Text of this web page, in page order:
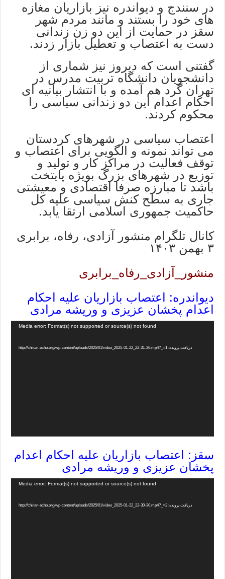
در سنندج و دیواندره نیز بازاریان مغازه
های خود را بستند و مانند مردم شهر
سقز در حمایت از این دو زن زندانی
دست به اعتصاب و تعطیل بازار زدند.
گفتنی است که دیروز نیز شماری از
دانشجویان دانشگاه تربیت مدرس در
تهران گرد هم آمده و با انتشار بیانیه ای
احکام اعدام این دو زندانی سیاسی را
محکوم کردند.
اعتصاب سیاسی در شهرهای کردستان
می تواند نمونه و الگویی برای اعتصاب و
توقف فعالیت در مراکز کار و تولید و
توزیع در شهرهای بزرگ بویژه پایتخت
باشد تا مبارزه صرفا اقتصادی و معیشتی
جاری به سطح کنش سیاسی علیه کل
حاکمیت جمهوری اسلامی ارتقا یابد.
کانال تلگرام منشور آزادی، رفاه، برابری
۳ بهمن ۱۴۰۳
منشور_آزادی_رفاه_برابری
دیواندره: اعتصاب بازاریان علیه احکام
اعدام پخشان عزیزی و وریشه مرادی
Media error: Format(s) not supported or source(s) not found
دریافت پرونده: http://chiran-echo.org/wp-content/uploads/2025/01/video_2025-01-22_22-31-26.mp4?_=1
سقز: اعتصاب بازاریان علیه احکام اعدام
پخشان عزیزی و وریشه مرادی
Media error: Format(s) not supported or source(s) not found
دریافت پرونده: http://chiran-echo.org/wp-content/uploads/2025/01/video_2025-01-22_22-30-30.mp4?_=2